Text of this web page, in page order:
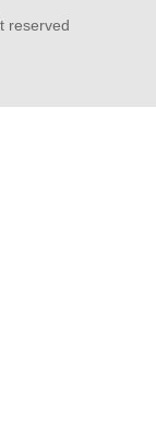
reserved